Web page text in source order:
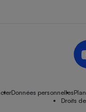
Données personnelles
Droits